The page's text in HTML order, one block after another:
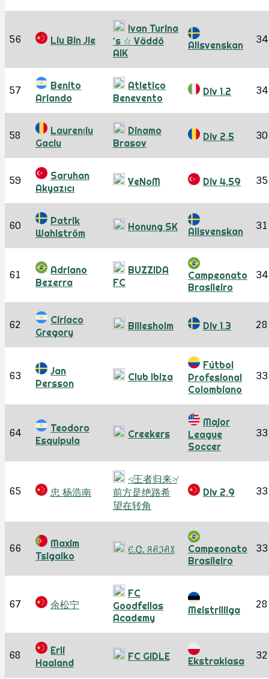
56 Liu Bin Jie
Ivan Turina
´s ☆ Väddö
AIK
Allsvenskan 34
57
Benito
Ariando
Atletico
Benevento
Div 1.2 34
58
Laurențiu
Gaciu
Dinamo
Brasov
Div 2.5 30
59
Saruhan
Akyazıcı
VeNoM Div 4.59 35
60
Patrik
Wahlström
Honung SK Allsvenskan 31
61
Adriano
Bezerra
BUZZIDA
FC
Campeonato
Brasileiro
34
62
Ciriaco
Gregory
Billesholm Div 1.3 28
63
Jan
Persson
Club Ibiza
Fútbol
Profesional
Colombiano
33
64
Teodoro
Esquipula
Creekers
Major
League
Soccer
33
65 忠 杨浩南
≮王者归来≯
前方是绝路希
望在转角
Div 2.9 33
66
Maxim
Tsigalko
ꑿ.Ꮳ. ꋪꋬℑꋬꇓ
Campeonato
Brasileiro
33
67 余松宁
FC
Goodfellas
Academy
Meistriliiga 28
68
Erli
Haaland
FC GIDLE Ekstraklasa 32